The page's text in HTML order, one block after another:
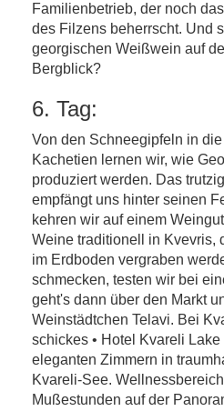
Familienbetrieb, der noch
des Filzens beherrscht. Und
georgischen Weißwein auf
Bergblick?
6. Tag:
Von den Schneegipfeln in
Kachetien lernen wir, wie
produziert werden. Das
empfängt uns hinter seinen
kehren wir auf einem
Weine traditionell in Kvevris,
im Erdboden vergraben
schmecken, testen wir bei
geht's dann über den Markt
Weinstädtchen Telavi. Bei
schickes • Hotel Kvareli Lake
eleganten Zimmern in
Kvareli-See.
Mußestunden auf der